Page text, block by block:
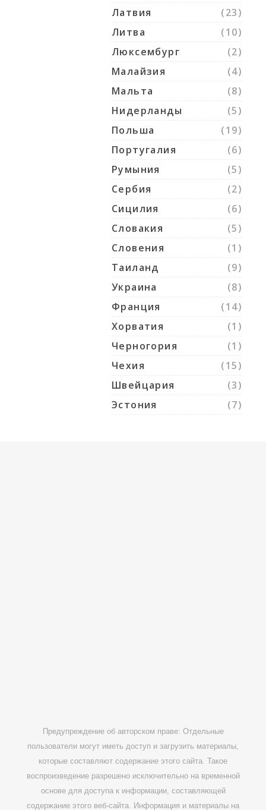
Латвия
(23)
Литва
(10)
Люксембург
(2)
Малайзия
(4)
Мальта
(8)
Нидерланды
(5)
Польша
(19)
Португалия
(6)
Румыния
(5)
Сербия
(2)
Сицилия
(6)
Словакия
(5)
Словения
(1)
Таиланд
(9)
Украина
(8)
Франция
(14)
Хорватия
(1)
Черногория
(1)
Чехия
(15)
Швейцария
(3)
Эстония
(7)
Предупреждение об авторском праве: Отдельные
пользователи могут иметь доступ и загрузить материалы,
которые составляют содержание этого сайта. Такое
воспроизведение разрешено исключительно на временной
основе для доступа к информации, составляющей
содержание этого веб-сайта. Информация и материалы на